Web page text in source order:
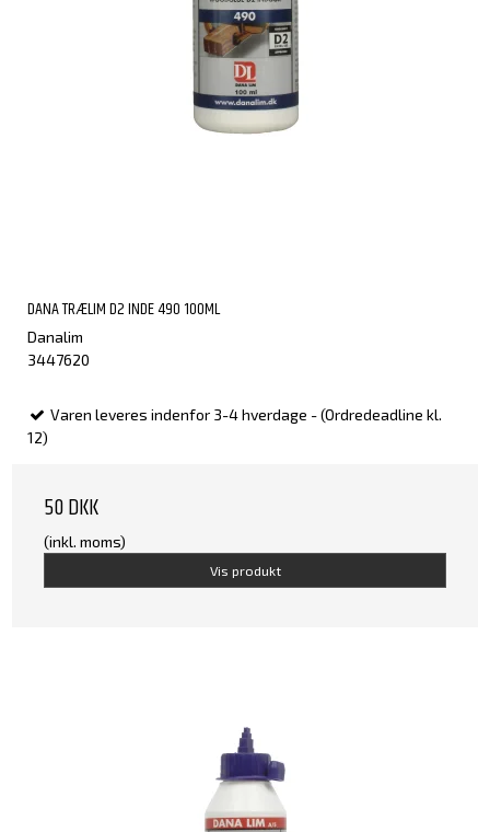
DANA TRÆLIM D2 INDE 490 100ML
Danalim
3447620
Varen leveres indenfor 3-4 hverdage - (Ordredeadline kl.
12)
50 DKK
(inkl. moms)
Vis produkt